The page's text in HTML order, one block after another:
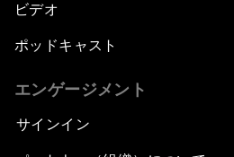
ビデオ
ポッドキャスト
エンゲージメント
サインイン